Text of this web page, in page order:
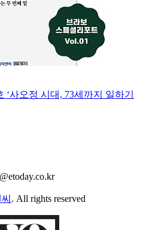
‘사오정 시대, 73세까지 일하기
. All rights reserved